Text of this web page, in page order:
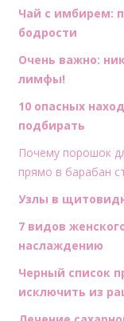
Чай с имбирем:
бодрости
Очень важно:
лимфы!
10 опасных
подбирать
Почему порошок
прямо в барабан
Узлы в
7 видов
наслаждению
Черный список
исключить из